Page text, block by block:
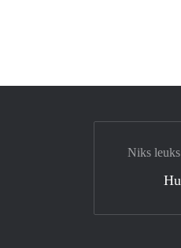
Niks